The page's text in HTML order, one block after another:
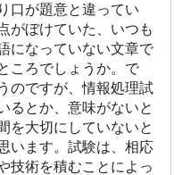
口が題意と違ってい
がぼけていた、いつも
になっていない文章で
ころでしょうか。で
のですが、情報処理試
るとか、意味がないと
を大切にしていないと
います。試験は、相応
技術を積むことによっ